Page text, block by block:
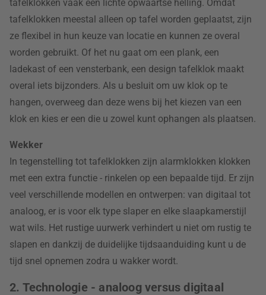
tafelklokken vaak een lichte opwaartse helling. Omdat
tafelklokken meestal alleen op tafel worden geplaatst, zijn
ze flexibel in hun keuze van locatie en kunnen ze overal
worden gebruikt. Of het nu gaat om een plank, een
ladekast of een vensterbank, een design tafelklok maakt
overal iets bijzonders. Als u besluit om uw klok op te
hangen, overweeg dan deze wens bij het kiezen van een
klok en kies er een die u zowel kunt ophangen als plaatsen.
Wekker
In tegenstelling tot tafelklokken zijn alarmklokken klokken
met een extra functie - rinkelen op een bepaalde tijd. Er zijn
veel verschillende modellen en ontwerpen: van digitaal tot
analoog, er is voor elk type slaper en elke slaapkamerstijl
wat wils. Het rustige uurwerk verhindert u niet om rustig te
slapen en dankzij de duidelijke tijdsaanduiding kunt u de
tijd snel opnemen zodra u wakker wordt.
2. Technologie - analoog versus digitaal